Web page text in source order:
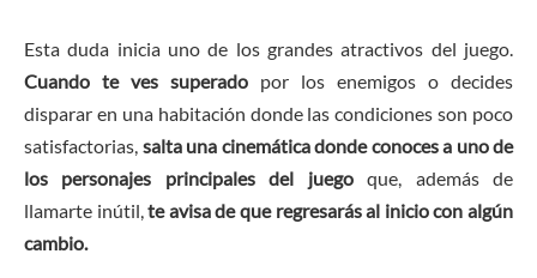
Esta duda inicia uno de los grandes atractivos del juego.
Cuando te ves superado por los enemigos o decides
disparar en una habitación donde las condiciones son poco
satisfactorias, salta una cinemática donde conoces a uno de
los personajes principales del juegoque, además de
llamarte inútil,te avisa de que regresarás al inicio con algún
cambio.